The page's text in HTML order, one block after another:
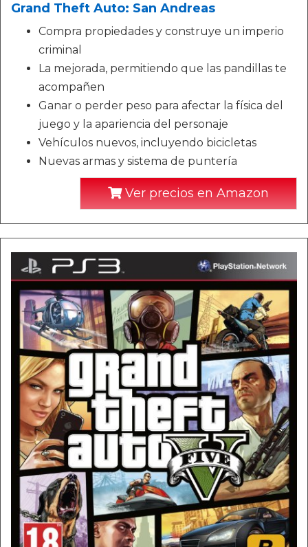
Grand Theft Auto: San Andreas
Compra propiedades y construye un imperio
criminal
La mejorada, permitiendo que las pandillas te
acompañen
Ganar o perder peso para afectar la física del
juego y la apariencia del personaje
Vehículos nuevos, incluyendo bicicletas
Nuevas armas y sistema de puntería
Ver precios en Amazon